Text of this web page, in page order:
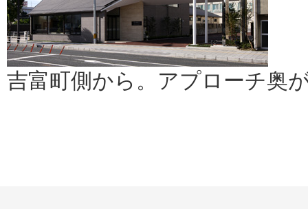
吉富町側から。アプローチ奥